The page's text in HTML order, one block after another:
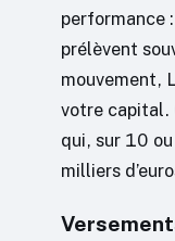
performance
prélèvent
mouvement,
votre capital.
qui, sur 10
milliers